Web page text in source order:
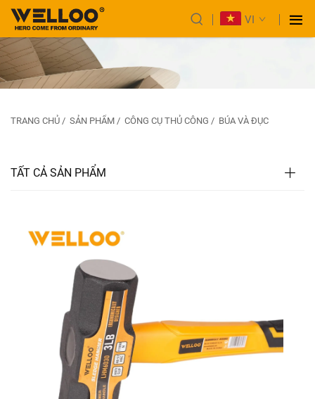
VI
TRANG CHỦ / SẢN PHẨM / CÔNG CỤ THỦ CÔNG / BÚA VÀ ĐỤC
TẤT CẢ SẢN PHẨM